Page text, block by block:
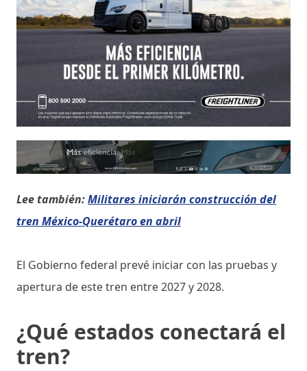
Lee también:Militares iniciarán construcción del
tren México-Querétaro en abril
El Gobierno federal prevé iniciar con las pruebas y
apertura de este tren entre 2027 y 2028.
¿Qué estados conectará el
tren?